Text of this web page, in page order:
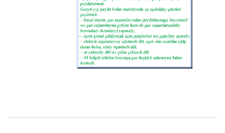
altyny» gaýtadan işlemekde, ondan
alynýan önümleriň hilini
ýokarlandyrmakda zerur bolan işleri
alyp barýarlar.